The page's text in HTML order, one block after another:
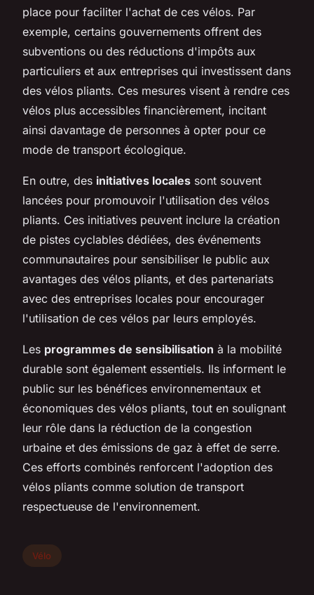
place pour faciliter l'achat de ces vélos. Par
exemple, certains gouvernements offrent des
subventions ou des réductions d'impôts aux
particuliers et aux entreprises qui investissent dans
des vélos pliants. Ces mesures visent à rendre ces
vélos plus accessibles financièrement, incitant
ainsi davantage de personnes à opter pour ce
mode de transport écologique.
En outre, des initiatives locales sont souvent
lancées pour promouvoir l'utilisation des vélos
pliants. Ces initiatives peuvent inclure la création
de pistes cyclables dédiées, des événements
communautaires pour sensibiliser le public aux
avantages des vélos pliants, et des partenariats
avec des entreprises locales pour encourager
l'utilisation de ces vélos par leurs employés.
Les programmes de sensibilisation à la mobilité
durable sont également essentiels. Ils informent le
public sur les bénéfices environnementaux et
économiques des vélos pliants, tout en soulignant
leur rôle dans la réduction de la congestion
urbaine et des émissions de gaz à effet de serre.
Ces efforts combinés renforcent l'adoption des
vélos pliants comme solution de transport
respectueuse de l'environnement.
Vélo